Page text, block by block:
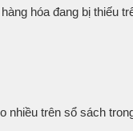
hóa đang bị thiếu
nhiều trên sổ sách